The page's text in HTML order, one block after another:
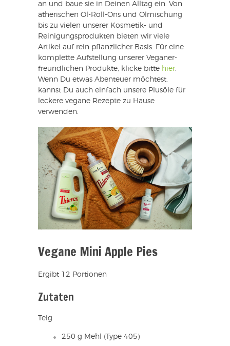
an und baue sie in Deinen Alltag ein. Von
ätherischen Öl-Roll-Ons und Ölmischung
bis zu vielen unserer Kosmetik- und
Reinigungsprodukten bieten wir viele
Artikel auf rein pflanzlicher Basis. Für eine
komplette Aufstellung unserer Veganer-
freundlichen Produkte, klicke bitte hier.
Wenn Du etwas Abenteuer möchtest,
kannst Du auch einfach unsere Plusöle für
leckere vegane Rezepte zu Hause
verwenden.
Vegane Mini Apple Pies
Ergibt 12 Portionen
Zutaten
Teig
250 g Mehl (Type 405)